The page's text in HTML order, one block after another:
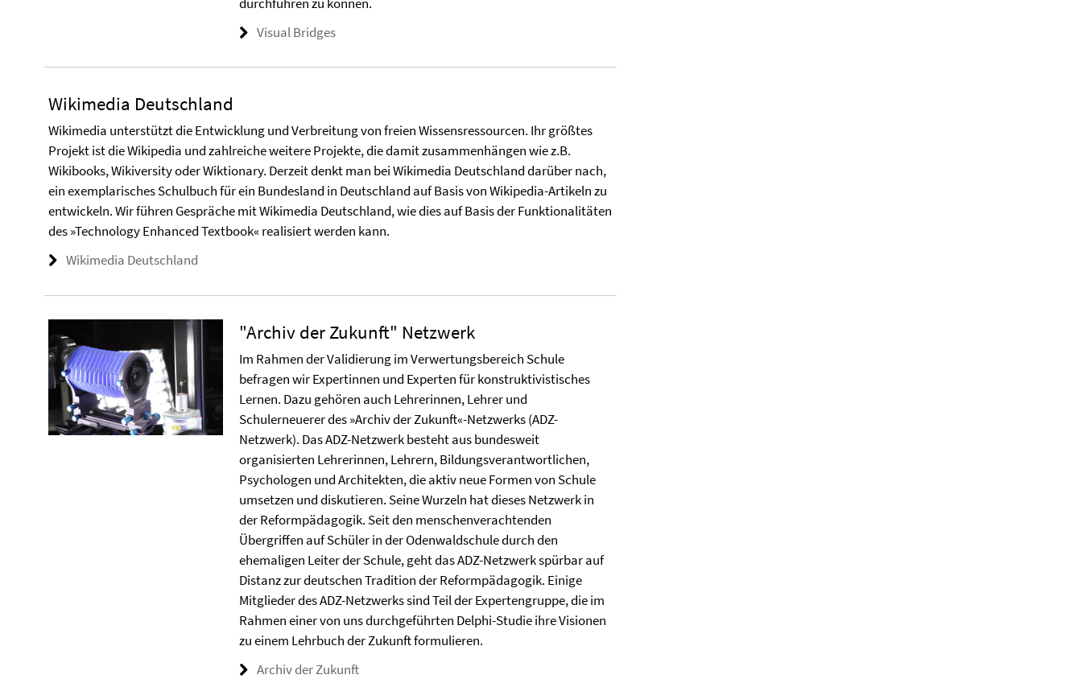
Visual Bridges
Wikimedia Deutschland
Wikimedia unterstützt die Entwicklung und Verbreitung von freien Wissensressourcen. Ihr größtes
Projekt ist die Wikipedia und zahlreiche weitere Projekte, die damit zusammenhängen wie z.B.
Wikibooks, Wikiversity oder Wiktionary. Derzeit denkt man bei Wikimedia Deutschland darüber nach,
ein exemplarisches Schulbuch für ein Bundesland in Deutschland auf Basis von Wikipedia-Artikeln zu
entwickeln. Wir führen Gespräche mit Wikimedia Deutschland, wie dies auf Basis der Funktionalitäten
des »Technology Enhanced Textbook« realisiert werden kann.
Wikimedia Deutschland
"Archiv der Zukunft" Netzwerk
Im Rahmen der Validierung im Verwertungsbereich Schule
befragen wir Expertinnen und Experten für konstruktivistisches
Lernen. Dazu gehören auch Lehrerinnen, Lehrer und
Schulerneuerer des »Archiv der Zukunft«-Netzwerks (ADZ-
Netzwerk). Das ADZ-Netzwerk besteht aus bundesweit
organisierten Lehrerinnen, Lehrern, Bildungsverantwortlichen,
Psychologen und Architekten, die aktiv neue Formen von Schule
umsetzen und diskutieren. Seine Wurzeln hat dieses Netzwerk in
der Reformpädagogik. Seit den menschenverachtenden
Übergriffen auf Schüler in der Odenwaldschule durch den
ehemaligen Leiter der Schule, geht das ADZ-Netzwerk spürbar auf
Distanz zur deutschen Tradition der Reformpädagogik. Einige
Mitglieder des ADZ-Netzwerks sind Teil der Expertengruppe, die im
Rahmen einer von uns durchgeführten Delphi-Studie ihre Visionen
zu einem Lehrbuch der Zukunft formulieren.
Archiv der Zukunft